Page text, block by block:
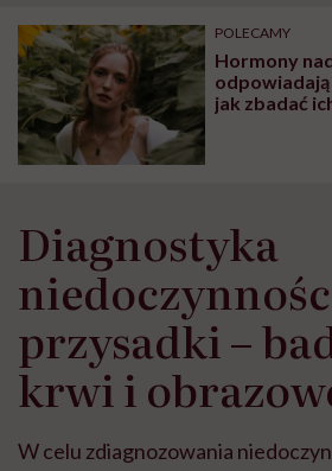
POLECAMY
Hormony
odpowiadają
jak zbadać
Diagnostyka
przysadki –
krwi i
W celu zdiagnozowania